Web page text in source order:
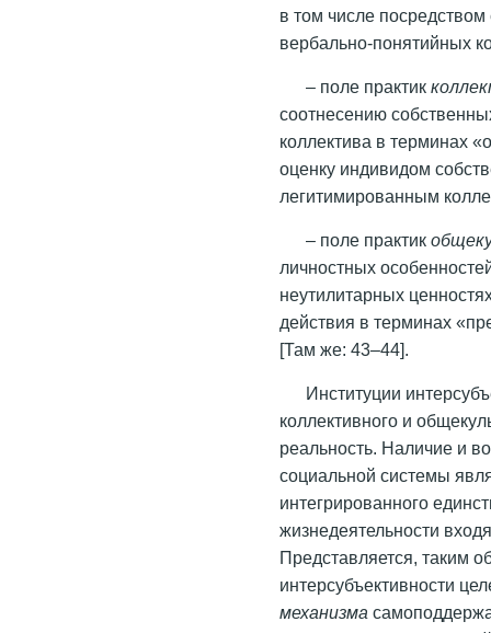
в том числе
вербально-понятийных
– поле практик
соотнесению
коллектива в терминах
оценку индивидом
легитимированным
– поле практик
личностных
неутилитарных
действия в терминах
[Там же: 43–44].
Институции
коллективного и
реальность. Наличие и
социальной системы
интегрированного
жизнедеятельности
Представляется, таким
интерсубъективности
механизма